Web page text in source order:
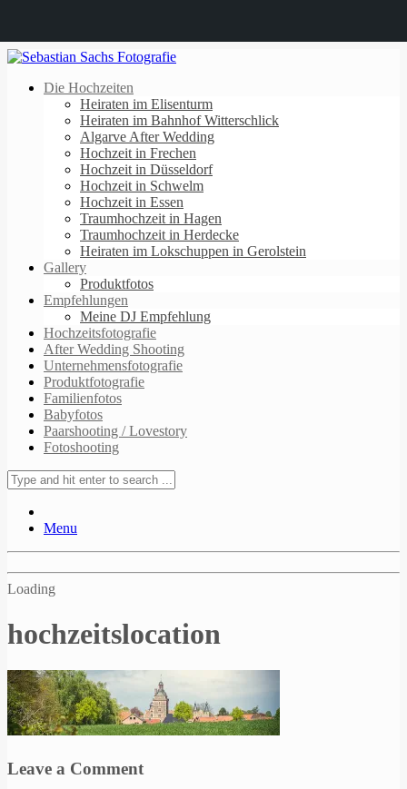
Die Hochzeiten
Heiraten im Elisenturm
Heiraten im Bahnhof Witterschlick
Algarve After Wedding
Hochzeit in Frechen
Hochzeit in Düsseldorf
Hochzeit in Schwelm
Hochzeit in Essen
Traumhochzeit in Hagen
Traumhochzeit in Herdecke
Heiraten im Lokschuppen in Gerolstein
Gallery
Produktfotos
Empfehlungen
Meine DJ Empfehlung
Hochzeitsfotografie
After Wedding Shooting
Unternehmensfotografie
Produktfotografie
Familienfotos
Babyfotos
Paarshooting / Lovestory
Fotoshooting
Menu
Loading
hochzeitslocation
Leave a Comment